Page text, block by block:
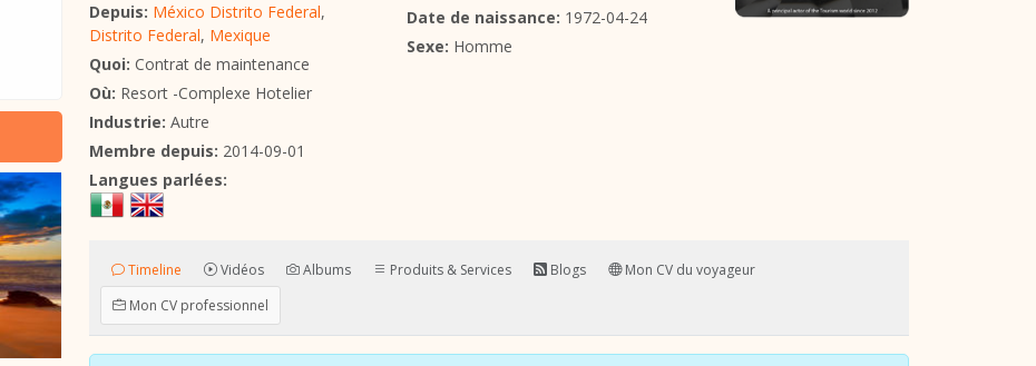
Depuis: México Distrito Federal,
Distrito Federal, Mexique
Quoi: Contrat de maintenance
Où: Resort -Complexe Hotelier
Industrie: Autre
Membre depuis: 2014-09-01
Date de naissance: 1972-04-24
Sexe: Homme
Langues parlées:
Timeline Vidéos Albums Produits & Services Blogs
Mon CV du voyageur
Mon CV professionnel